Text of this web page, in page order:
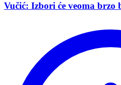
Vučić: Izbori će veoma brzo